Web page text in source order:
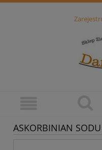
ASKORBINIAN